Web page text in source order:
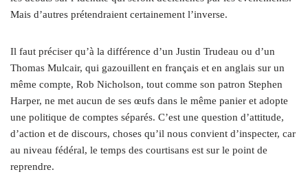
Mais d’autres prétendraient certainement l’inverse.
Il faut préciser qu’à la différence d’un Justin Trudeau ou d’un
Thomas Mulcair, qui gazouillent en français et en anglais sur un
même compte, Rob Nicholson, tout comme son patron Stephen
Harper, ne met aucun de ses œufs dans le même panier et adopte
une politique de comptes séparés. C’est une question d’attitude,
d’action et de discours, choses qu’il nous convient d’inspecter, car
au niveau fédéral, le temps des courtisans est sur le point de
reprendre.